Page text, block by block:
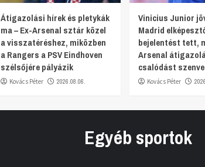
Átigazolási hírek és pletykák
ma – Ex-Arsenal sztár közel
a visszatéréshez, miközben
a Rangers a PSV Eindhoven
szélsőjére pályázik
Kovács Péter 2026.08.06.
Vinicius Junior
Madrid
bejelentést tett,
Arsenal
csalódást
Kovács Péter
Egyéb sportok